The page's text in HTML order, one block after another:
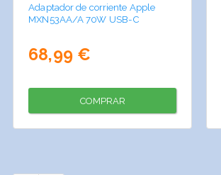
Adaptador de corriente Apple
MXN53AA/A 70W USB-C
68,99 €
COMPRAR